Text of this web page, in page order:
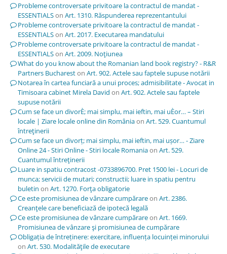
Probleme controversate privitoare la contractul de mandat -
ESSENTIALSon Art. 1310. Răspunderea reprezentantului
Probleme controversate privitoare la contractul de mandat -
ESSENTIALSon Art. 2017. Executarea mandatului
Probleme controversate privitoare la contractul de mandat -
ESSENTIALSon Art. 2009. Noţiunea
What do you know about the Romanian land book registry? - R&R
Partners Buchareston Art. 902. Actele sau faptele supuse notării
Notarea în cartea funciară a unui proces; admisibilitate - Avocat in
Timisoara cabinet Mirela David on Art. 902. Actele sau faptele
supuse notării
Cum se face un divorÈ; mai simplu, mai ieftin, mai uÈor… – Stiri
locale | Ziare locale online din Româniaon Art. 529. Cuantumul
întreţinerii
Cum se face un divorț; mai simplu, mai ieftin, mai ușor… - Ziare
Online 24 - Stiri Online - Stiri locale Romaniaon Art. 529.
Cuantumul întreţinerii
Luare in spatiu contracost -0733896700. Pret 1500 lei - Locuri de
munca; servicii de mutari; constructii; luare in spatiu pentru
buletin on Art. 1270. Forţa obligatorie
Ce este promisiunea de vânzare cumpărareon Art. 2386.
Creanţele care beneficiază de ipotecă legală
Ce este promisiunea de vânzare cumpărareon Art. 1669.
Promisiunea de vânzare şi promisiunea de cumpărare
Obligația de întreținere: exercitare, influența locuinței minorului
on Art. 530. Modalităţile de executare